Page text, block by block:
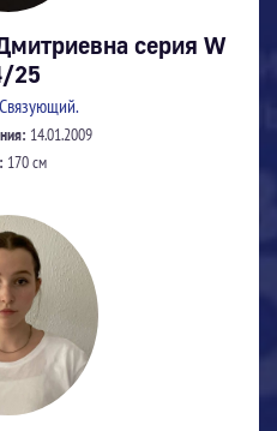
серия W
25
14.01.2009
170 см